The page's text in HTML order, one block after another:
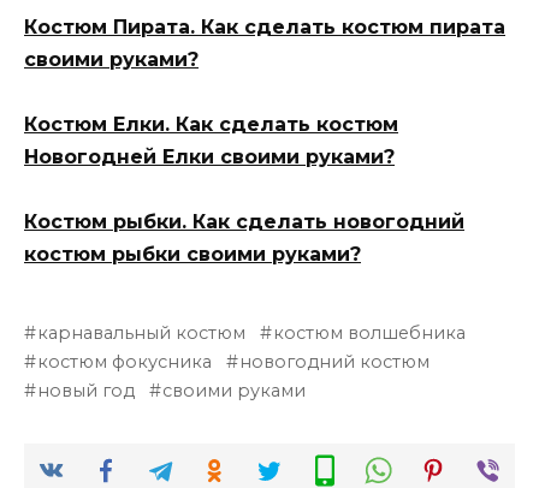
Костюм Пирата. Как сделать костюм пирата
своими руками?
Костюм Елки. Как сделать костюм
Новогодней Елки своими руками?
Костюм рыбки. Как сделать новогодний
костюм рыбки своими руками?
карнавальный костюм
костюм волшебника
костюм фокусника
новогодний костюм
новый год
своими руками